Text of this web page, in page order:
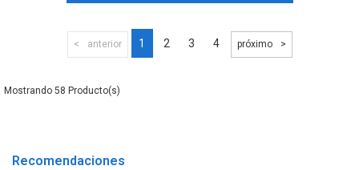
anterior 1 2 3 4 próximo
58
Recomendaciones